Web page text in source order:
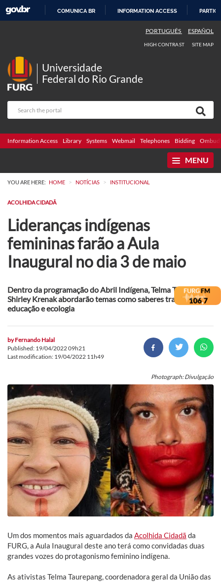
COMUNICA BR INFORMATION ACCESS
PORTUGUÊS ESPAÑOL
HIGH CONTRAST SITE MAP
Universidade
Federal do Rio Grande
Information Access Library Systems Webmail Telephones Bidding
MENU
YOU ARE HERE: HOME > NOTÍCIAS > INSTITUCIONAL
ACOLHIDA CIDADÃ
Lideranças indígenas
femininas farão a Aula
Inaugural no dia 3 de maio
Dentro da programação do Abril Indígena, Telma Taurepang e
Shirley Krenak abordarão temas como saberes tradicionais,
educação e ecologia
byFernando Halal
Published: 19/04/2022 09h21
Last modification: 19/04/2022 11h49
Photograph: Divulgação
Um dos momentos mais aguardados da Acolhida Cidadã da
FURG, a Aula Inaugural deste ano terá como convidadas duas
grandes vozes do protagonismo feminino indígena.
As ativistas Telma Taurepang, coordenadora geral da União das